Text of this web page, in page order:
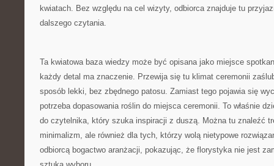
kwiatach. Bez względu na cel wizyty, odbiorca znajduje tu
dalszego czytania.
Ta kwiatowa baza wiedzy może być opisana jako miejsce
każdy detal ma znaczenie. Przewija się tu klimat ceremonii
sposób lekki, bez zbędnego patosu. Zamiast tego pojawia się
potrzeba dopasowania roślin do miejsca ceremonii. To właśnie
do czytelnika, który szuka inspiracji z duszą. Można tu znaleźć
minimalizm, ale również dla tych, którzy wolą nietypowe
odbiorcą bogactwo aranżacji, pokazując, że florystyka nie jest